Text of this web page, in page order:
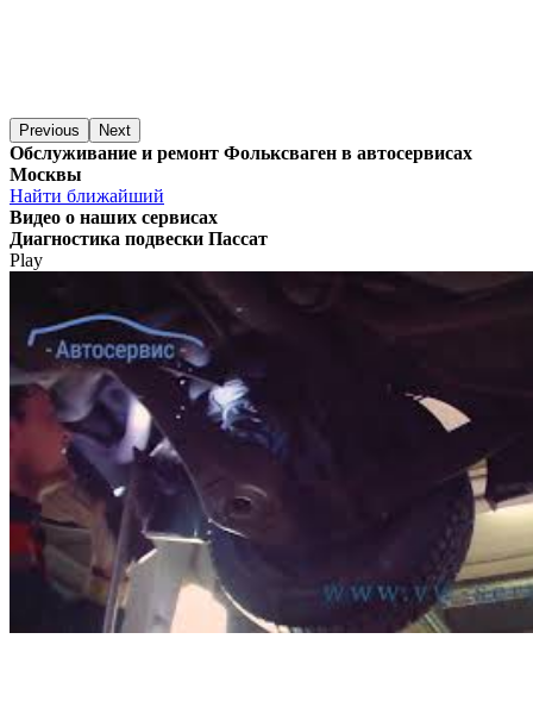
Previous Next
Обслуживание и ремонт Фольксваген в автосервисах
Москвы
Найти ближайший
Видео о наших сервисах
Диагностика подвески Пассат
Play